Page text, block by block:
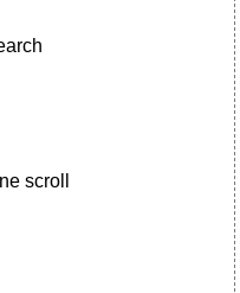
scroll